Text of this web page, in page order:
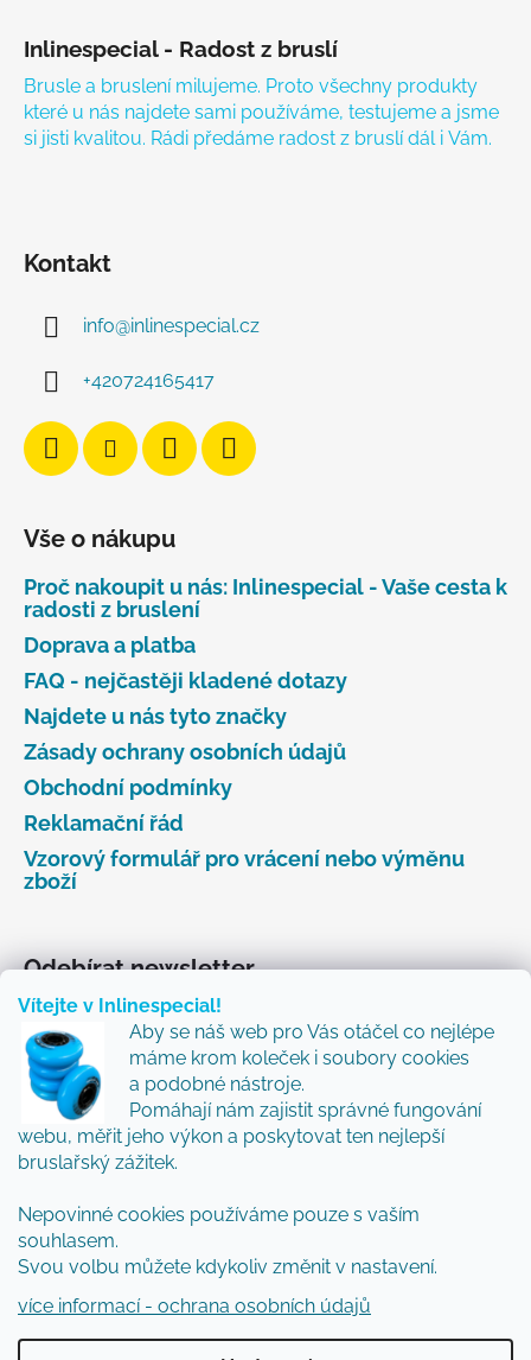
Vítejte v Inlinespecial!
Aby se náš web pro Vás otáčel co nejlépe
máme krom koleček i soubory cookies
a podobné nástroje.
Pomáhají nám zajistit správné fungování
webu, měřit jeho výkon a poskytovat ten nejlepší
bruslařský zážitek.
Nepovinné cookies používáme pouze s vaším
souhlasem.
Svou volbu můžete kdykoliv změnit v nastavení.
více informací - ochrana osobních údajů
Inlinespecial - Radost z bruslí
Brusle a bruslení milujeme. Proto všechny produkty
které u nás najdete sami používáme, testujeme a jsme
si jisti kvalitou. Rádi předáme radost z bruslí dál i Vám.
Kontakt
info@inlinespecial.cz
+420724165417
Vše o nákupu
Proč nakoupit u nás: Inlinespecial - Vaše cesta k
radosti z bruslení
Doprava a platba
FAQ - nejčastěji kladené dotazy
Najdete u nás tyto značky
Zásady ochrany osobních údajů
Obchodní podmínky
Reklamační řád
Vzorový formulář pro vrácení nebo výměnu
zboží
Odebírat newsletter
Vložte svůj e-mail a my vám budeme zasílat informace
o nových produktech na našem e-shopu.
Přidejte se k nám a my Vám budeme zasílat ty nejlepší
novinky a tipy.
E-mail
Vložením e-mailu souhlasíte spodmínkami
ochrany osobních údajů
PŘIHLÁSIT SE